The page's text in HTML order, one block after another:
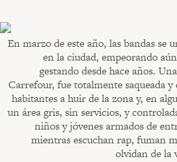
En marzo de este año, las bandas se
en la ciudad, empeorando
gestando desde hace años.
Carrefour, fue totalmente saqueada
habitantes a huir de la zona y, en
un área gris, sin servicios, y
niños y jóvenes armados de
mientras escuchan rap, fuman
olvidan de la